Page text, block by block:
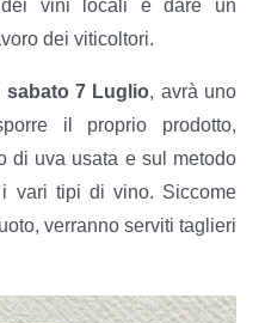
dei vini locali e dare un
dei viticoltori.
sabato 7 Luglio, avrà uno
il proprio prodotto,
di uva usata e sul metodo
vari tipi di vino. Siccome
verranno serviti taglieri